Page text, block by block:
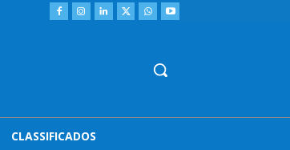
CLASSIFICADOS